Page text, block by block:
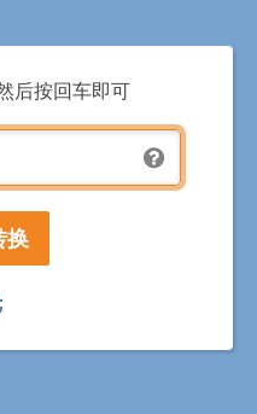
后按回车即可